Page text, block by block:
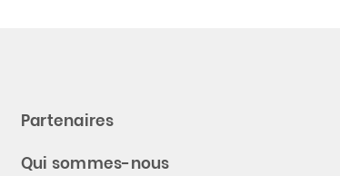
Partenaires
Qui sommes-nous